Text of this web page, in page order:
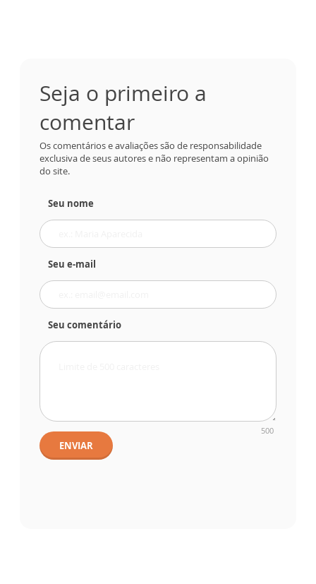
Seja o primeiro a
comentar
Os comentários e avaliações são de responsabilidade
exclusiva de seus autores e não representam a opinião
do site.
Seu nome
Seu e-mail
Seu comentário
500
ENVIAR